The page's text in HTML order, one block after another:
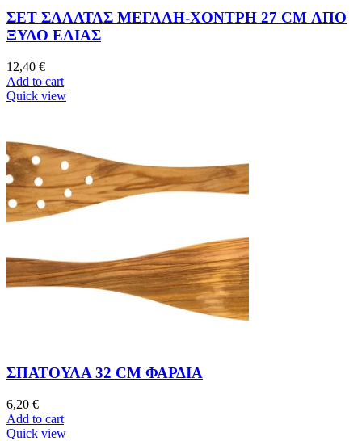
ΣΕΤ ΣΑΛΑΤΑΣ ΜΕΓΑΛΗ-ΧΟΝΤΡΗ 27 CM ΑΠΟ
ΞΥΛΟ ΕΛΙΑΣ
12,40 €
Add to cart
Quick view
ΣΠΑΤΟΥΛΑ 32 CM ΦΑΡΔΙΑ
6,20 €
Add to cart
Quick view